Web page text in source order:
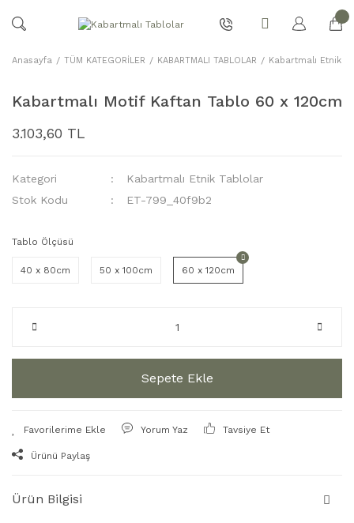
Anasayfa TÜM KATEGORİLER KABARTMALI TABLOLAR Kabartmalı Etnik
Kabartmalı Motif Kaftan Tablo 60 x 120cm
3.103,60 TL
Kategori
Kabartmalı Etnik Tablolar
Stok Kodu
ET-799_40f9b2
Tablo Ölçüsü
40 x 80cm 50 x 100cm 60 x 120cm
Sepete Ekle
Yorum Yaz Tavsiye Et
Ürünü Paylaş
Ürün Bilgisi